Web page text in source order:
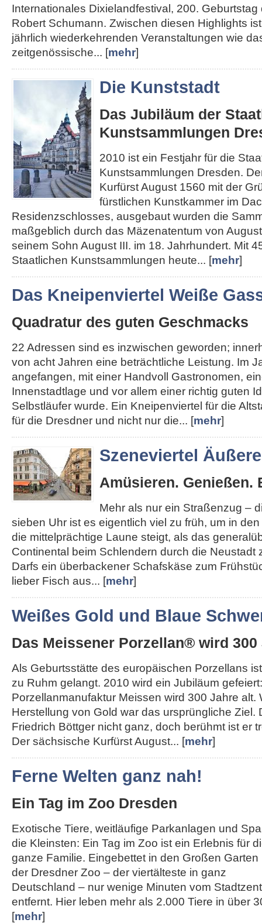
Internationales Dixielandfestival, 200.
Robert Schumann. Zwischen diesen Highlights
jährlich wiederkehrenden Veranstaltungen wie
zeitgenössische... [mehr]
Die Kunststadt
Das Jubiläum der
Kunstsammlungen
2010 ist ein Festjahr für die
Kunstsammlungen Dresden.
Kurfürst August 1560 mit der
fürstlichen Kunstkammer im
Residenzschlosses, ausgebaut wurden die
maßgeblich durch das Mäzenatentum von
seinem Sohn August III. im 18. Jahrhundert. Mit
Staatlichen Kunstsammlungen heute... [mehr]
Das Kneipenviertel Weiße
Quadratur des guten Geschmacks
22 Adressen sind es inzwischen geworden;
von acht Jahren eine beträchtliche Leistung. Im
angefangen, mit einer Handvoll Gastronomen,
Innenstadtlage und vor allem einer richtig guten
Selbstläufer wurde. Ein Kneipenviertel für die
für die Dresdner und nicht nur die... [mehr]
Szeneviertel
Amüsieren. Genießen.
Mehr als nur ein Straßenzug –
sieben Uhr ist es eigentlich viel zu früh, um in
die mittelprächtige Laune steigt, als das
Continental beim Schlendern durch die Neustadt
Darfs ein überbackener Schafskäse zum
lieber Fisch aus... [mehr]
Weißes Gold und Blaue
Das Meissener Porzellan® wird 300
Als Geburtsstätte des europäischen Porzellans
zu Ruhm gelangt. 2010 wird ein Jubiläum
Porzellanmanufaktur Meissen wird 300 Jahre
Herstellung von Gold war das ursprüngliche Ziel.
Friedrich Böttger nicht ganz, doch berühmt ist er
Der sächsische Kurfürst August... [mehr]
Ferne Welten ganz nah!
Ein Tag im Zoo Dresden
Exotische Tiere, weitläufige Parkanlagen und
die Kleinsten: Ein Tag im Zoo ist ein Erlebnis für
ganze Familie. Eingebettet in den Großen Garten
der Dresdner Zoo – der viertälteste in ganz
Deutschland – nur wenige Minuten vom
entfernt. Hier leben mehr als 2.000 Tiere in über
[mehr]